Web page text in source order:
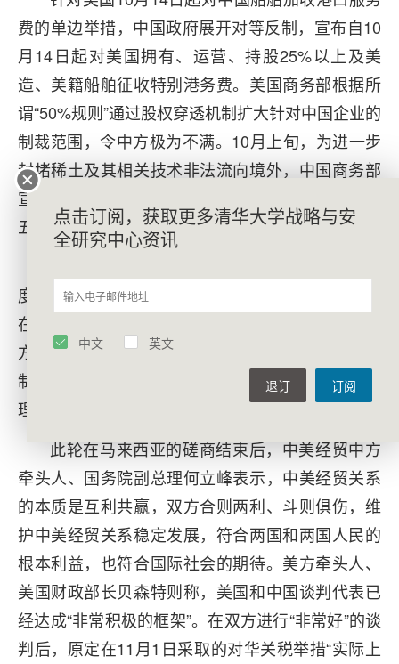
费的单边举措，中国政府展开对等反制，宣布自10
月14日起对美国拥有、运营、持股25%以上及美
造、美籍船舶征收特别港务费。美国商务部根据所
谓“50%规则”通过股权穿透机制扩大针对中国企业的
制裁范围，令中方极为不满。10月上旬，为进一步
封堵稀土及其相关技术非法流向境外，中国商务部
宣布对稀土物项、稀土技术、稀土设备和原辅料、
五种中重稀土、锂电池等实施出口管制。
度出现严重波折。但以打促谈、以斗促稳，是中方
在特朗普第二任期应对美国压力的突出策略。在中
方的有力反制之下，中美又一次从相互加码贸易限
制举措返回谈判桌。这不仅是利益的博弈，也是心
理的博弈。
此轮在马来西亚的磋商结束后，中美经贸中方
牵头人、国务院副总理何立峰表示，中美经贸关系
的本质是互利共赢，双方合则两利、斗则俱伤，维
护中美经贸关系稳定发展，符合两国和两国人民的
根本利益，也符合国际社会的期待。美方牵头人、
美国财政部长贝森特则称，美国和中国谈判代表已
经达成“非常积极的框架”。在双方进行“非常好”的谈
判后，原定在11月1日采取的对华关税举措“实际上
点击订阅，获取更多清华大学战略与安
全研究中心资讯
中文 英文
订阅
退订